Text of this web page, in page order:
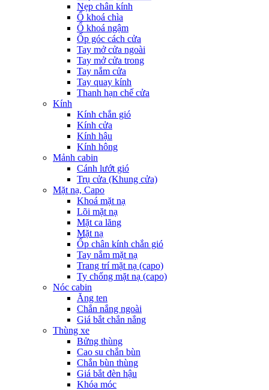
Nẹp chân kính
Ổ khoá chìa
Ổ khoá ngậm
Ốp góc cách cửa
Tay mở cửa ngoài
Tay mở cửa trong
Tay nắm cửa
Tay quay kính
Thanh hạn chế cửa
Kính
Kính chắn gió
Kính cửa
Kính hậu
Kính hông
Mảnh cabin
Cánh lướt gió
Trụ cửa (Khung cửa)
Mặt nạ, Capo
Khoá mặt nạ
Lõi mặt nạ
Mặt ca lăng
Mặt nạ
Ốp chân kính chắn gió
Tay nắm mặt nạ
Trang trí mặt nạ (capo)
Ty chống mặt nạ (capo)
Nóc cabin
Ăng ten
Chắn nắng ngoài
Giá bắt chắn nắng
Thùng xe
Bửng thùng
Cao su chắn bùn
Chắn bùn thùng
Giá bắt đèn hậu
Khóa móc